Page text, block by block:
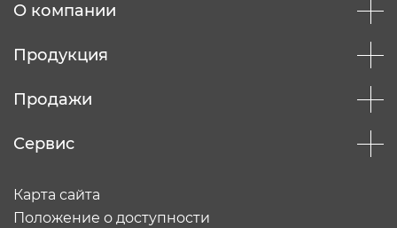
О компании
Продукция
Продажи
Сервис
Карта сайта
Положение о доступности